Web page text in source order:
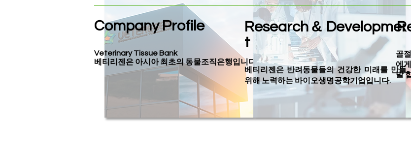
CompanyProfile
Veterinary Tissue Bank
​베티리젠은 아시아 최초의 동물조직은행입니다.​​​​
Research& Developmen
t
베티리젠은 반려동물들의 건강한 미래를 만들
위해 노력하는 ​바이오생명공학기업입니다.​​​​​
골
에
발